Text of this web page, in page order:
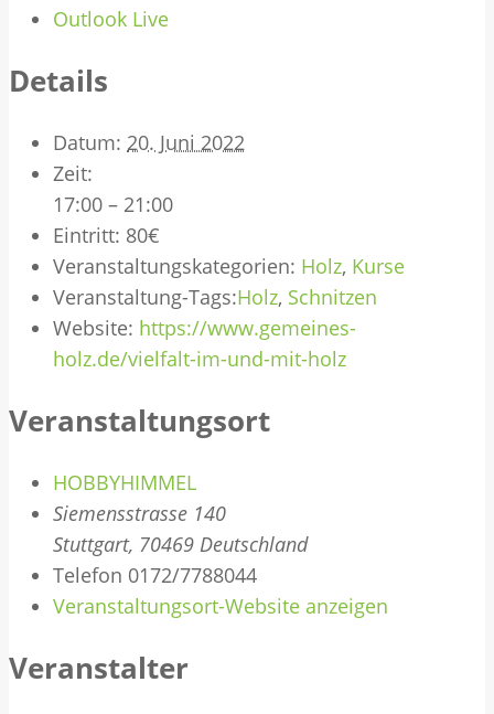
Outlook Live
Details
Datum: 20. Juni 2022
Zeit:
17:00 – 21:00
Eintritt: 80€
Veranstaltungskategorien: Holz, Kurse
Veranstaltung-Tags:Holz, Schnitzen
Website: https://www.gemeines-
holz.de/vielfalt-im-und-mit-holz
Veranstaltungsort
HOBBYHIMMEL
Siemensstrasse 140
Stuttgart, 70469 Deutschland
Telefon 0172/7788044
Veranstaltungsort-Website anzeigen
Veranstalter